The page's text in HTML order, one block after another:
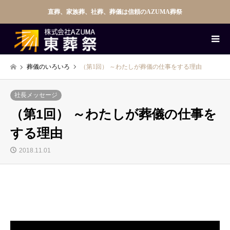
直葬、家族葬、社葬、葬儀は信頼のAZUMA葬祭
葬儀のいろいろ （第1回） ～わたしが葬儀の仕事をする理由
社長メッセージ
（第1回） ～わたしが葬儀の仕事を
する理由
2018.11.01